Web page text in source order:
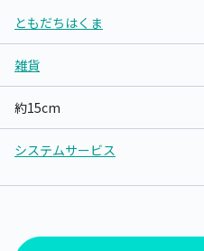
ともだちはくま
雑貨
約15cm
システムサービス